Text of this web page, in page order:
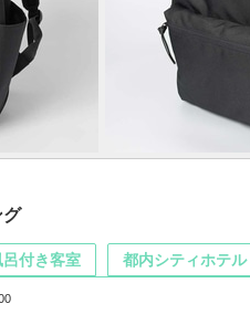
グ
呂付き客室 都内シティホテル